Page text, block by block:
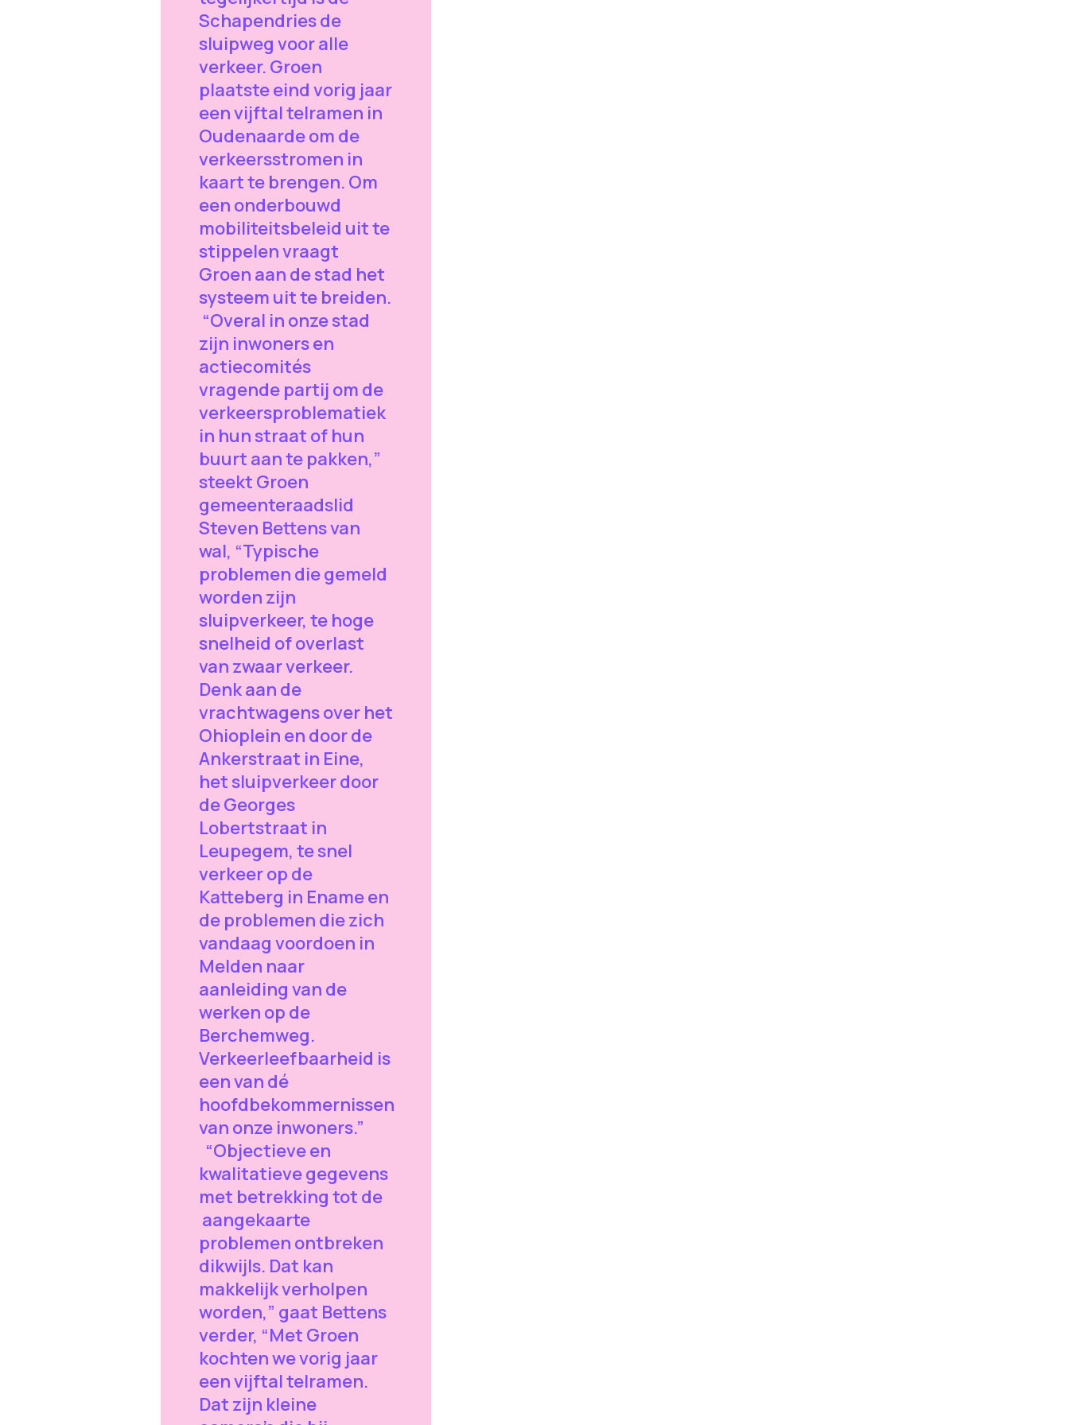
Schapendries de
sluipweg voor alle
verkeer. Groen
plaatste eind vorig jaar
een vijftal telramen in
Oudenaarde om de
verkeersstromen in
kaart te brengen. Om
een onderbouwd
mobiliteitsbeleid uit te
stippelen vraagt
Groen aan de stad het
systeem uit te breiden.
“Overal in onze stad
zijn inwoners en
actiecomités
vragende partij om de
verkeersproblematiek
in hun straat of hun
buurt aan te pakken,”
steekt Groen
gemeenteraadslid
Steven Bettens van
wal, “Typische
problemen die gemeld
worden zijn
sluipverkeer, te hoge
snelheid of overlast
van zwaar verkeer.
Denk aan de
vrachtwagens over het
Ohioplein en door de
Ankerstraat in Eine,
het sluipverkeer door
de Georges
Lobertstraat in
Leupegem, te snel
verkeer op de
Katteberg in Ename en
de problemen die zich
vandaag voordoen in
Melden naar
aanleiding van de
werken op de
Berchemweg.
Verkeerleefbaarheid is
een van dé
hoofdbekommernissen
van onze inwoners.”
“Objectieve en
kwalitatieve gegevens
met betrekking tot de
aangekaarte
problemen ontbreken
dikwijls. Dat kan
makkelijk verholpen
worden,” gaat Bettens
verder, “Met Groen
kochten we vorig jaar
een vijftal telramen.
Dat zijn kleine